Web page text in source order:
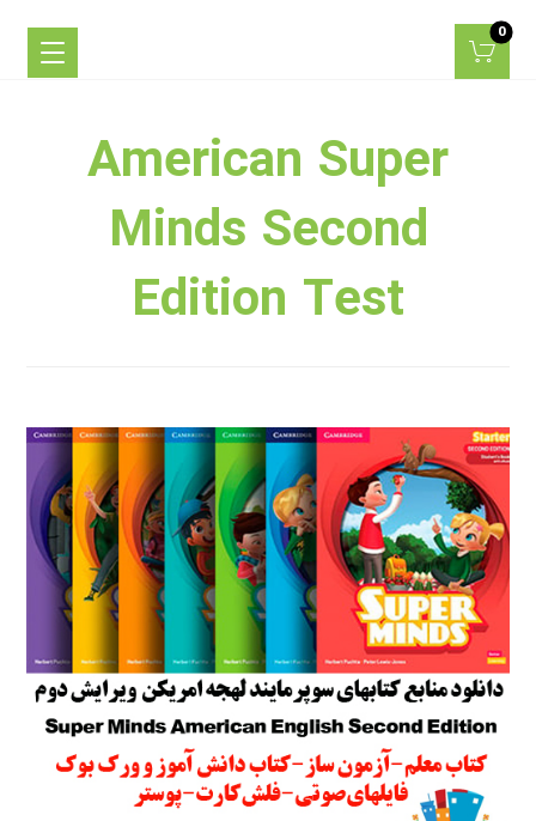
American Super
Minds Second
Edition Test